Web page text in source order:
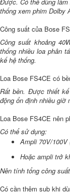
thống xem phim
Công suất của Bose
Công suất khoảng
thống nhiều loa phân
kế hệ thống.
Loa Bose FS4CE có
Rất bền. Được thiết
động ổn định nhiều giờ
Loa Bose FS4CE nên
Có thể sử dụng:
Ampli 70V/100V
Hoặc ampli trở
Nên tính tổng công
Có cần thêm sub khi